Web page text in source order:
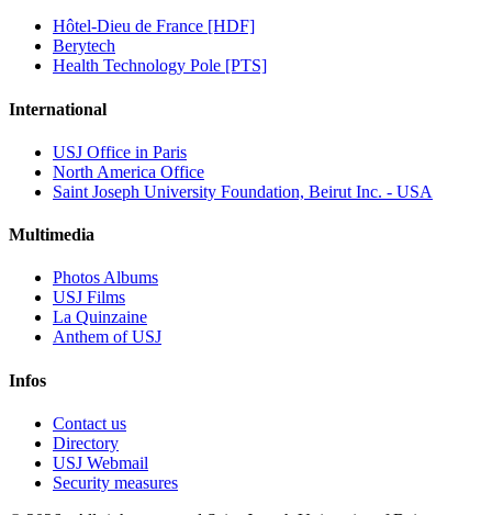
Hôtel-Dieu de France [HDF]
Berytech
Health Technology Pole [PTS]
International
USJ Office in Paris
North America Office
Saint Joseph University Foundation, Beirut Inc. - USA
Multimedia
Photos Albums
USJ Films
La Quinzaine
Anthem of USJ
Infos
Contact us
Directory
USJ Webmail
Security measures